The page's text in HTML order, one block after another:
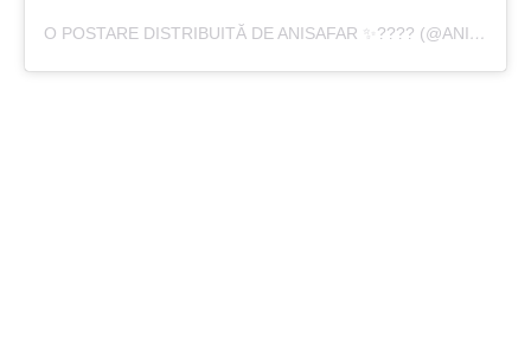
O POSTARE DISTRIBUITĂ DE ANISAFAR ✨???? (@ANIISAFAR)